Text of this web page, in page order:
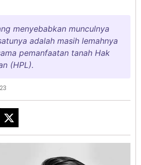
menyebabkan munculnya
adalah masih lemahnya
pemanfaatan tanah Hak
(HPL).